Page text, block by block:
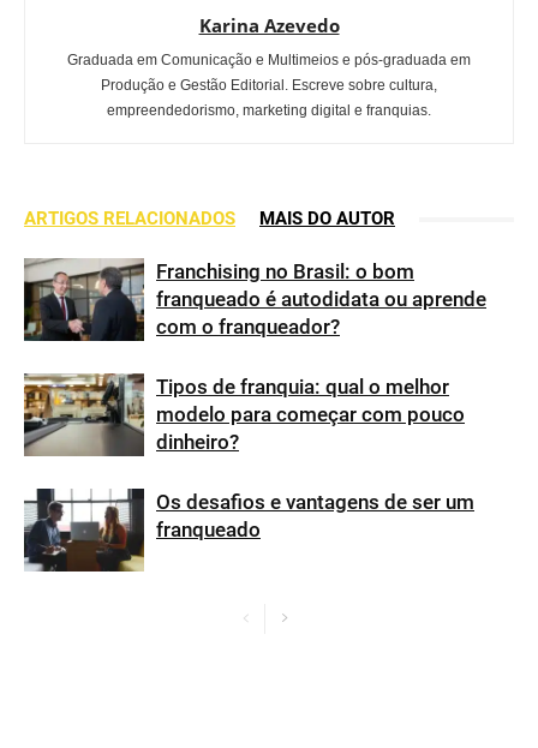
Karina Azevedo
Graduada em Comunicação e Multimeios e pós-graduada em
Produção e Gestão Editorial. Escreve sobre cultura,
empreendedorismo, marketing digital e franquias.
ARTIGOS RELACIONADOS MAIS DO AUTOR
Franchising no Brasil: o bom
franqueado é autodidata ou aprende
com o franqueador?
Tipos de franquia: qual o melhor
modelo para começar com pouco
dinheiro?
Os desafios e vantagens de ser um
franqueado